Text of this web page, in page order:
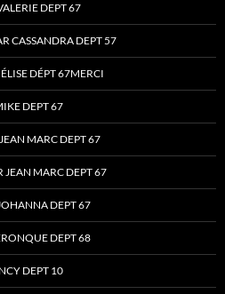
DEPT 67
CASSANDRA DEPT 57
DÉPT 67MERCI
DEPT 67
MARC DEPT 67
JEAN MARC DEPT 67
DEPT 67
DEPT 68
DEPT 10